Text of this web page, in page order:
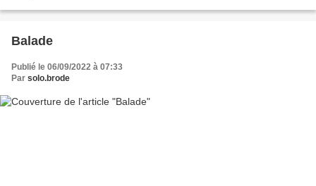
Balade
Publié le 06/09/2022 à 07:33
Par solo.brode